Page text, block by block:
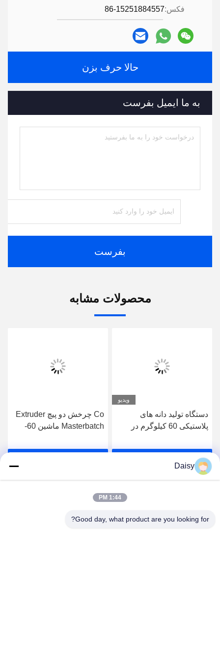
فکس:86-15251884557
حالا حرف بزن
به ما ایمیل بفرست
بفرست
محصولات مشابه
ویدیو
دستگاه تولید دانه های
پلاستیکی 60 کیلوگرم در
بهترین قیمت رو بدست
Co چرخش دو پیچ Extruder
Masterbatch ماشین 60-
Daisy
1:44 PM
Good day, what product are you looking for?